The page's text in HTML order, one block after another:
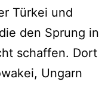
Türkei und
den Sprung in
schaffen. Dort
Ungarn